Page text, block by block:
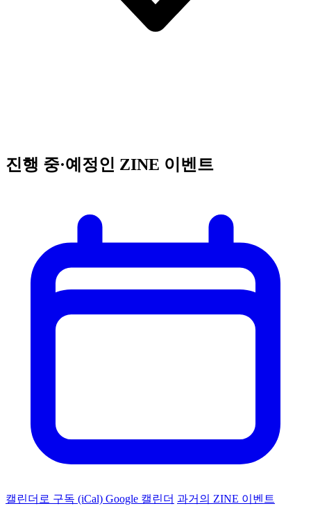
진행 중·예정인 ZINE 이벤트
캘린더로 구독 (iCal) Google 캘린더 과거의 ZINE 이벤트